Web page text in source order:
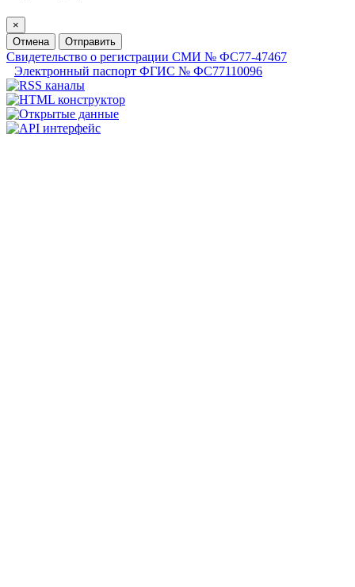
×
Отмена
Отправить
Свидетельство о регистрации СМИ № ФС77-47467
Электронный паспорт ФГИС № ФС77110096